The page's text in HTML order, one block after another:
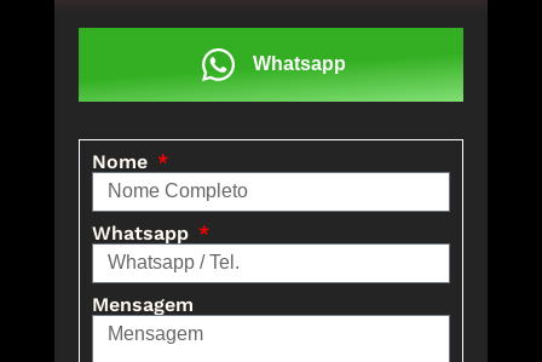
Whatsapp
Nome
Whatsapp
Mensagem